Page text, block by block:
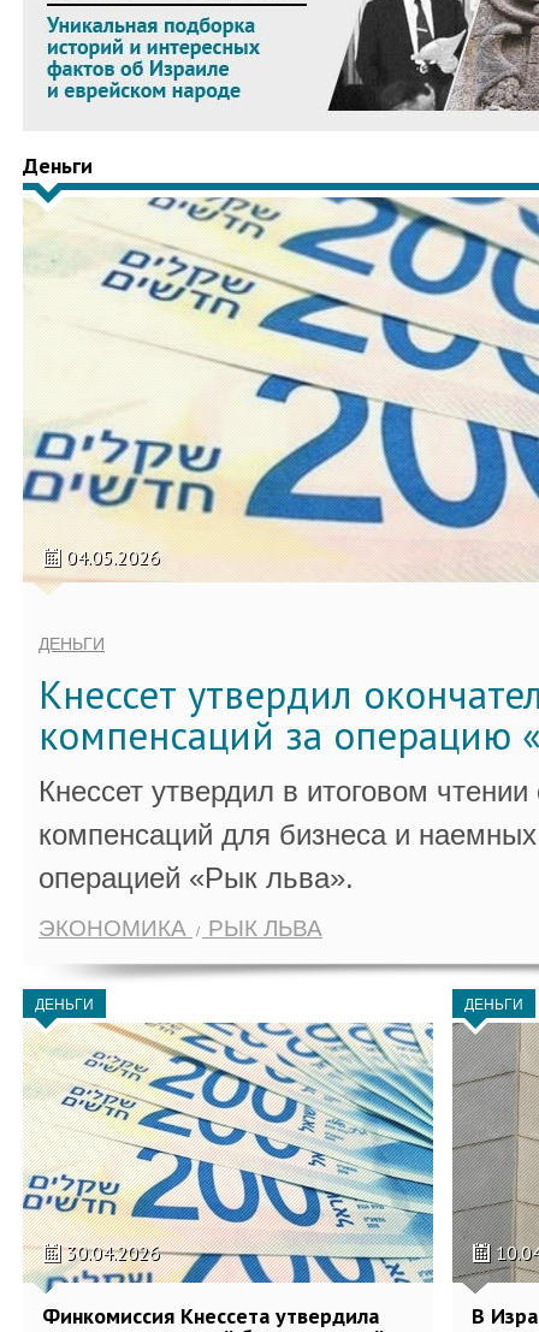
Деньги
04.05.2026
ДЕНЬГИ
Кнессет утвердил
компенсаций за операцию
Кнессет утвердил в итоговом
компенсаций для бизнеса и
операцией «Рык льва».
ЭКОНОМИКА РЫК ЛЬВА
ДЕНЬГИ
30.04.2026
Финкомиссия Кнессета утвердила
ДЕНЬГИ
В